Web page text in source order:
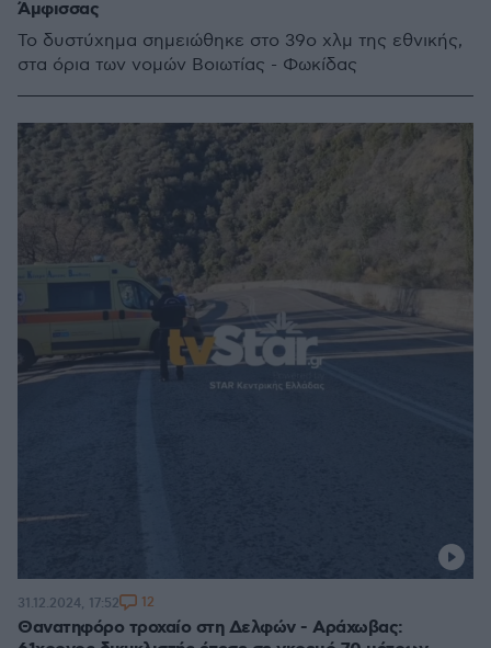
Άμφισσας
Το δυστύχημα σημειώθηκε στο 39ο χλμ της εθνικής,
στα όρια των νομών Βοιωτίας - Φωκίδας
Θανατηφόρο τροχαίο στη Δελφών - Αράχωβας:
31.12.2024, 17:52 12